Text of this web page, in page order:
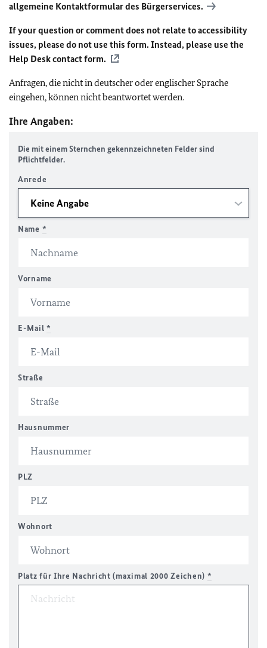
allgemeine Kontaktformular des Bürgerservices.
If your question or comment does not relate to accessibility
issues, please do not use this form. Instead, please use the
Help Desk contact form.
Anfragen, die nicht in deutscher oder englischer Sprache
eingehen, können nicht beantwortet werden.
Ihre Angaben:
Die mit einem Sternchen gekennzeichneten Felder sind
Pflichtfelder.
Anrede
Name *
Vorname
E-Mail *
Straße
Hausnummer
PLZ
Wohnort
Platz für Ihre Nachricht (maximal 2000 Zeichen) *